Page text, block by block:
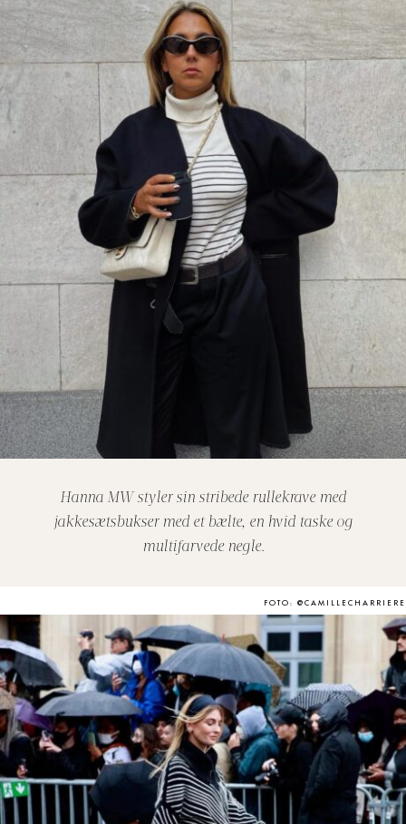
Hanna MW styler sin stribede rullekrave med
jakkesætsbukser med et bælte, en hvid taske og
multifarvede negle.
FOTO: @CAMILLECHARRIERE